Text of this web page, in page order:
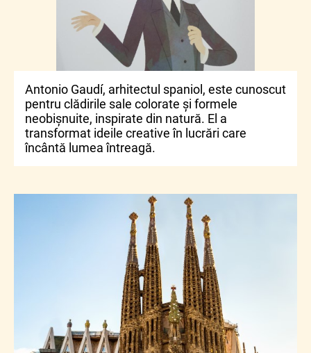
Antonio Gaudí, arhitectul spaniol, este cunoscut
pentru clădirile sale colorate și formele
neobișnuite, inspirate din natură. El a
transformat ideile creative în lucrări care
încântă lumea întreagă.